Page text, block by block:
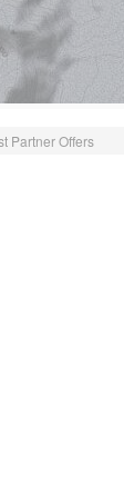
Partner Offers